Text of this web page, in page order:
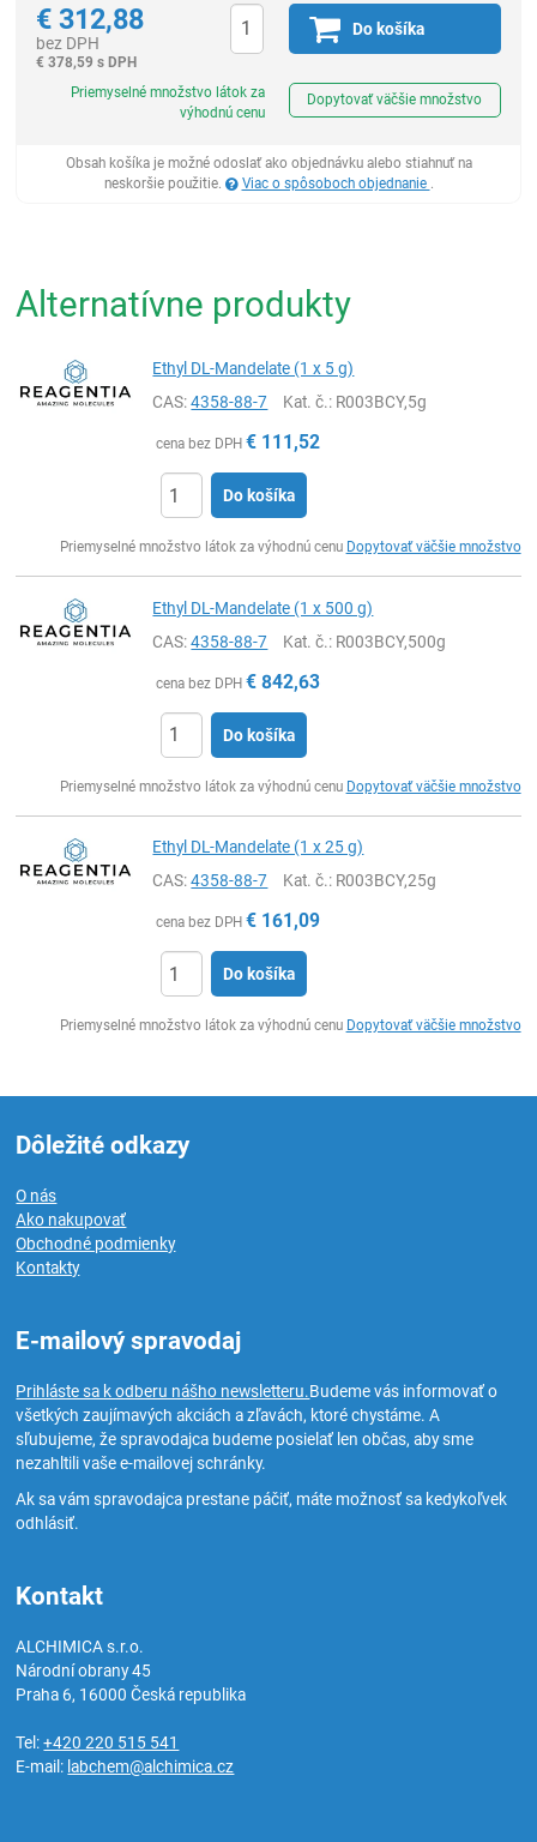
€ 312,88
bez DPH
€ 378,59 s DPH
Do košíka
Priemyselné množstvo látok za
výhodnú cenu
Dopytovať väčšie množstvo
Obsah košíka je možné odoslať ako objednávku alebo stiahnuť na
neskoršie použitie.
Viac o spôsoboch objednanie .
Alternatívne produkty
Ethyl DL-Mandelate (1 x 5 g)
CAS:4358-88-7 Kat. č.: R003BCY,5g
cena bez DPH € 111,52
Do košíka
Priemyselné množstvo látok za výhodnú cenu Dopytovať väčšie množstvo
Ethyl DL-Mandelate (1 x 500 g)
CAS:4358-88-7 Kat. č.: R003BCY,500g
cena bez DPH € 842,63
Do košíka
Priemyselné množstvo látok za výhodnú cenu Dopytovať väčšie množstvo
Ethyl DL-Mandelate (1 x 25 g)
CAS:4358-88-7 Kat. č.: R003BCY,25g
cena bez DPH € 161,09
Do košíka
Priemyselné množstvo látok za výhodnú cenu Dopytovať väčšie množstvo
Dôležité odkazy
O nás
Ako nakupovať
Obchodné podmienky
Kontakty
E-mailový spravodaj
Prihláste sa k odberu nášho newsletteru.Budeme vás informovať o
všetkých zaujímavých akciách a zľavách, ktoré chystáme. A
sľubujeme, že spravodajca budeme posielať len občas, aby sme
nezahltili vaše e-mailovej schránky.
Ak sa vám spravodajca prestane páčiť, máte možnosť sa kedykoľvek
odhlásiť.
Kontakt
ALCHIMICA s.r.o.
Národní obrany 45
Praha 6, 16000Česká republika
Tel:+420 220 515 541
E-mail: labchem@alchimica.cz